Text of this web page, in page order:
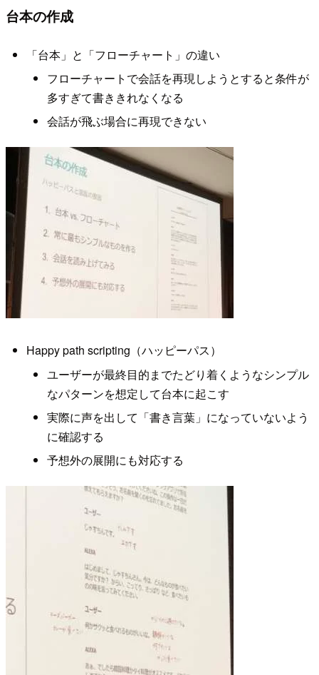
台本の作成
「台本」と「フローチャート」の違い
フローチャートで会話を再現しようとすると条件が
多すぎて書ききれなくなる
会話が飛ぶ場合に再現できない
Happy path scripting（ハッピーパス）
ユーザーが最終目的までたどり着くようなシンプル
なパターンを想定して台本に起こす
実際に声を出して「書き言葉」になっていないよう
に確認する
予想外の展開にも対応する